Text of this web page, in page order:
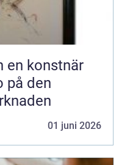
på den
01 juni 2026